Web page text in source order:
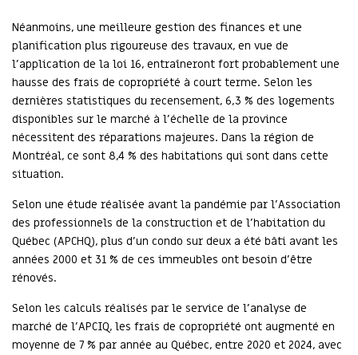
Néanmoins, une meilleure gestion des finances et une
planification plus rigoureuse des travaux, en vue de
l’application de la loi 16, entraîneront fort probablement une
hausse des frais de copropriété à court terme. Selon les
dernières statistiques du recensement, 6,3 % des logements
disponibles sur le marché à l’échelle de la province
nécessitent des réparations majeures. Dans la région de
Montréal, ce sont 8,4 % des habitations qui sont dans cette
situation.
Selon une étude réalisée avant la pandémie par l’Association
des professionnels de la construction et de l’habitation du
Québec (APCHQ), plus d’un condo sur deux a été bâti avant les
années 2000 et 31 % de ces immeubles ont besoin d’être
rénovés.
Selon les calculs réalisés par le service de l’analyse de
marché de l’APCIQ, les frais de copropriété ont augmenté en
moyenne de 7 % par année au Québec, entre 2020 et 2024, avec